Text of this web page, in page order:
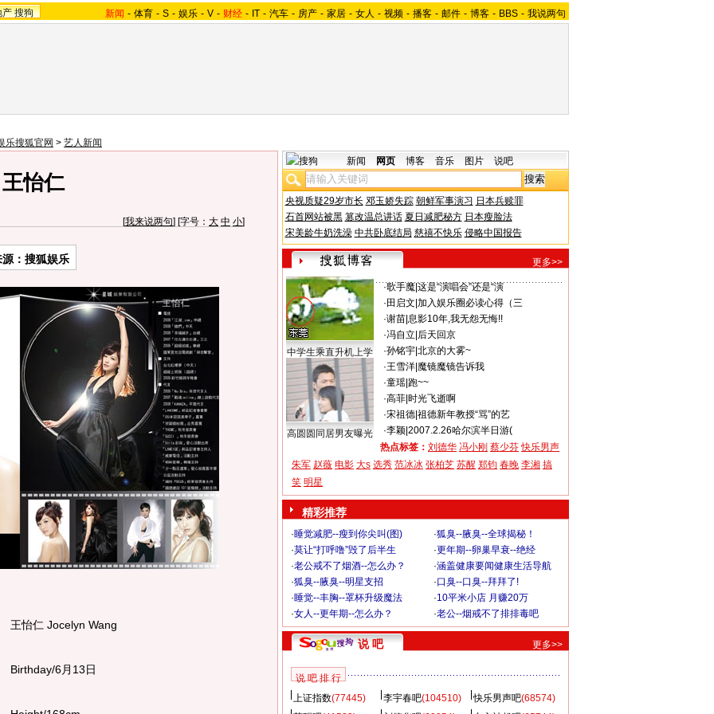
产 搜狗 新闻 - 体育 - S - 娱乐 - V - 财经 - IT - 汽车 - 房产 - 家居 - 女人 - 视频 - 播客 - 邮件 - 博客 - BBS - 我说两句
乐搜狐官网 > 艺人新闻
王怡仁
[我来说两句] [字号： 大 中 小]
： 搜狐娱乐
仁 Jocelyn Wang
6月13日
新闻 网页 博客 音乐 图片 说吧
央视质疑29岁市长 邓玉娇失踪 朝鲜军事演习 日本兵赎罪
石首网站被黑 篡改温总讲话 夏日减肥秘方 日本瘦脸法
宋美龄牛奶洗澡 中共卧底结局 慈禧不快乐 侵略中国报告
更多>>
中学生乘直升机上学
高圆圆同居男友曝光
·歌手魔| 这是“演唱会”还是“演
· 田启文 加入娱乐圈必读心得（三
·谢苗| 息影10年,我无怨无悔!!
·冯自立 后天回京
·孙铭宇| 北京的大雾~
·王雪洋| 魔镜魔镜告诉我
·童瑶| 跑~~
·高菲| 时光飞逝啊
·宋祖德| 祖德新年教授“骂”的艺
·李颖| 2007.2.26哈尔滨半日游(
热点标签： 刘德华 冯小刚 蔡少芬 快乐男声
朱军 赵薇 电影 大s 选秀 范冰冰 张柏芝 苏醒 郑钧 春晚 李湘 搞
笑 明星
精彩推荐
·睡觉减肥--瘦到你尖叫(图) ·狐臭--腋臭--全球揭秘！
·莫让“打呼噜”毁了后半生 ·更年期--卵巢早衰--绝经
·老公戒不了烟酒--怎么办？ ·涵盖健康要闻健康生活导航
·狐臭--腋臭--明星支招 ·口臭--口臭--拜拜了!
·睡觉--丰胸--罩杯升级魔法 ·10平米小店 月赚20万
·女人--更年期--怎么办？ ·老公--烟戒不了排排毒吧
说 吧 更多>>
说 吧 排 行
上证指数(77445) 李宇春吧(104510) 快乐男声吧(68574)